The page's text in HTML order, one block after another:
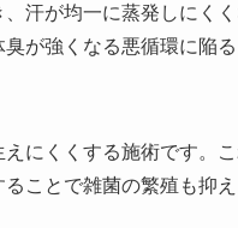
汗が均一に蒸発しにく
が強くなる悪循環に陥る
にくくする施術です。
ことで雑菌の繁殖も抑